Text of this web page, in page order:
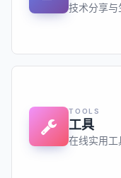
技术分享与
TOOLS
工具
在线实用工